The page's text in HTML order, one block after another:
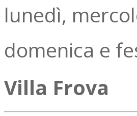
lunedì,
domenica e
Villa Frova